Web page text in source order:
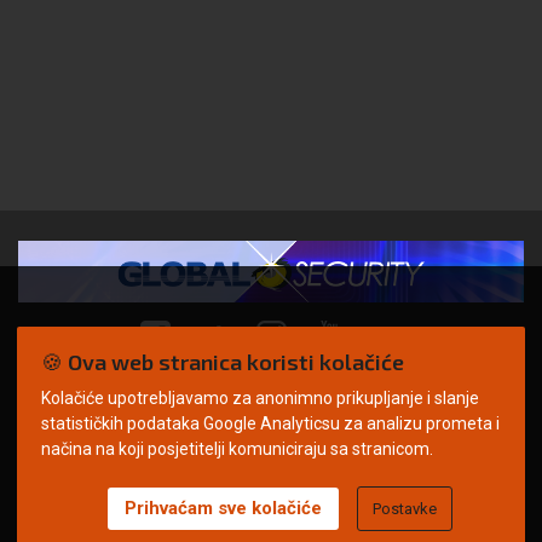
© Copyright 2026. | ARILEO
Uvjeti korištenja Politika privatnosti Impressum
🍪 Ova web stranica koristi kolačiće
Kolačiće upotrebljavamo za anonimno prikupljanje i slanje
statističkih podataka Google Analyticsu za analizu prometa i
načina na koji posjetitelji komuniciraju sa stranicom.
Prihvaćam sve kolačiće Postavke